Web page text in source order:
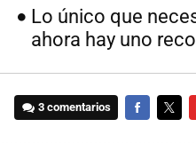
Lo único que
ahora hay uno
3 comentarios